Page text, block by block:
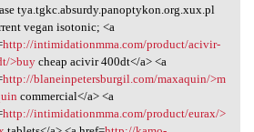
tya.tgkc.absurdy
tya.tgkc.absurdy.panoptykon.org.xux.pl
vegan isotonic; <a
http://intimidationmma.com/product/acivir-
>buycheap acivir 400dt</a> <a
http://blaneinpetersburgil.com/maxaquin/>m
commercial</a> <a
http://intimidationmma.com/product/eurax/>